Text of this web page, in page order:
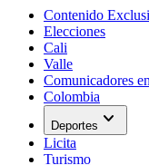
Contenido
Elecciones
Cali
Valle
Comunicadores
Colombia
Deportes expand_more
Licita
Turismo